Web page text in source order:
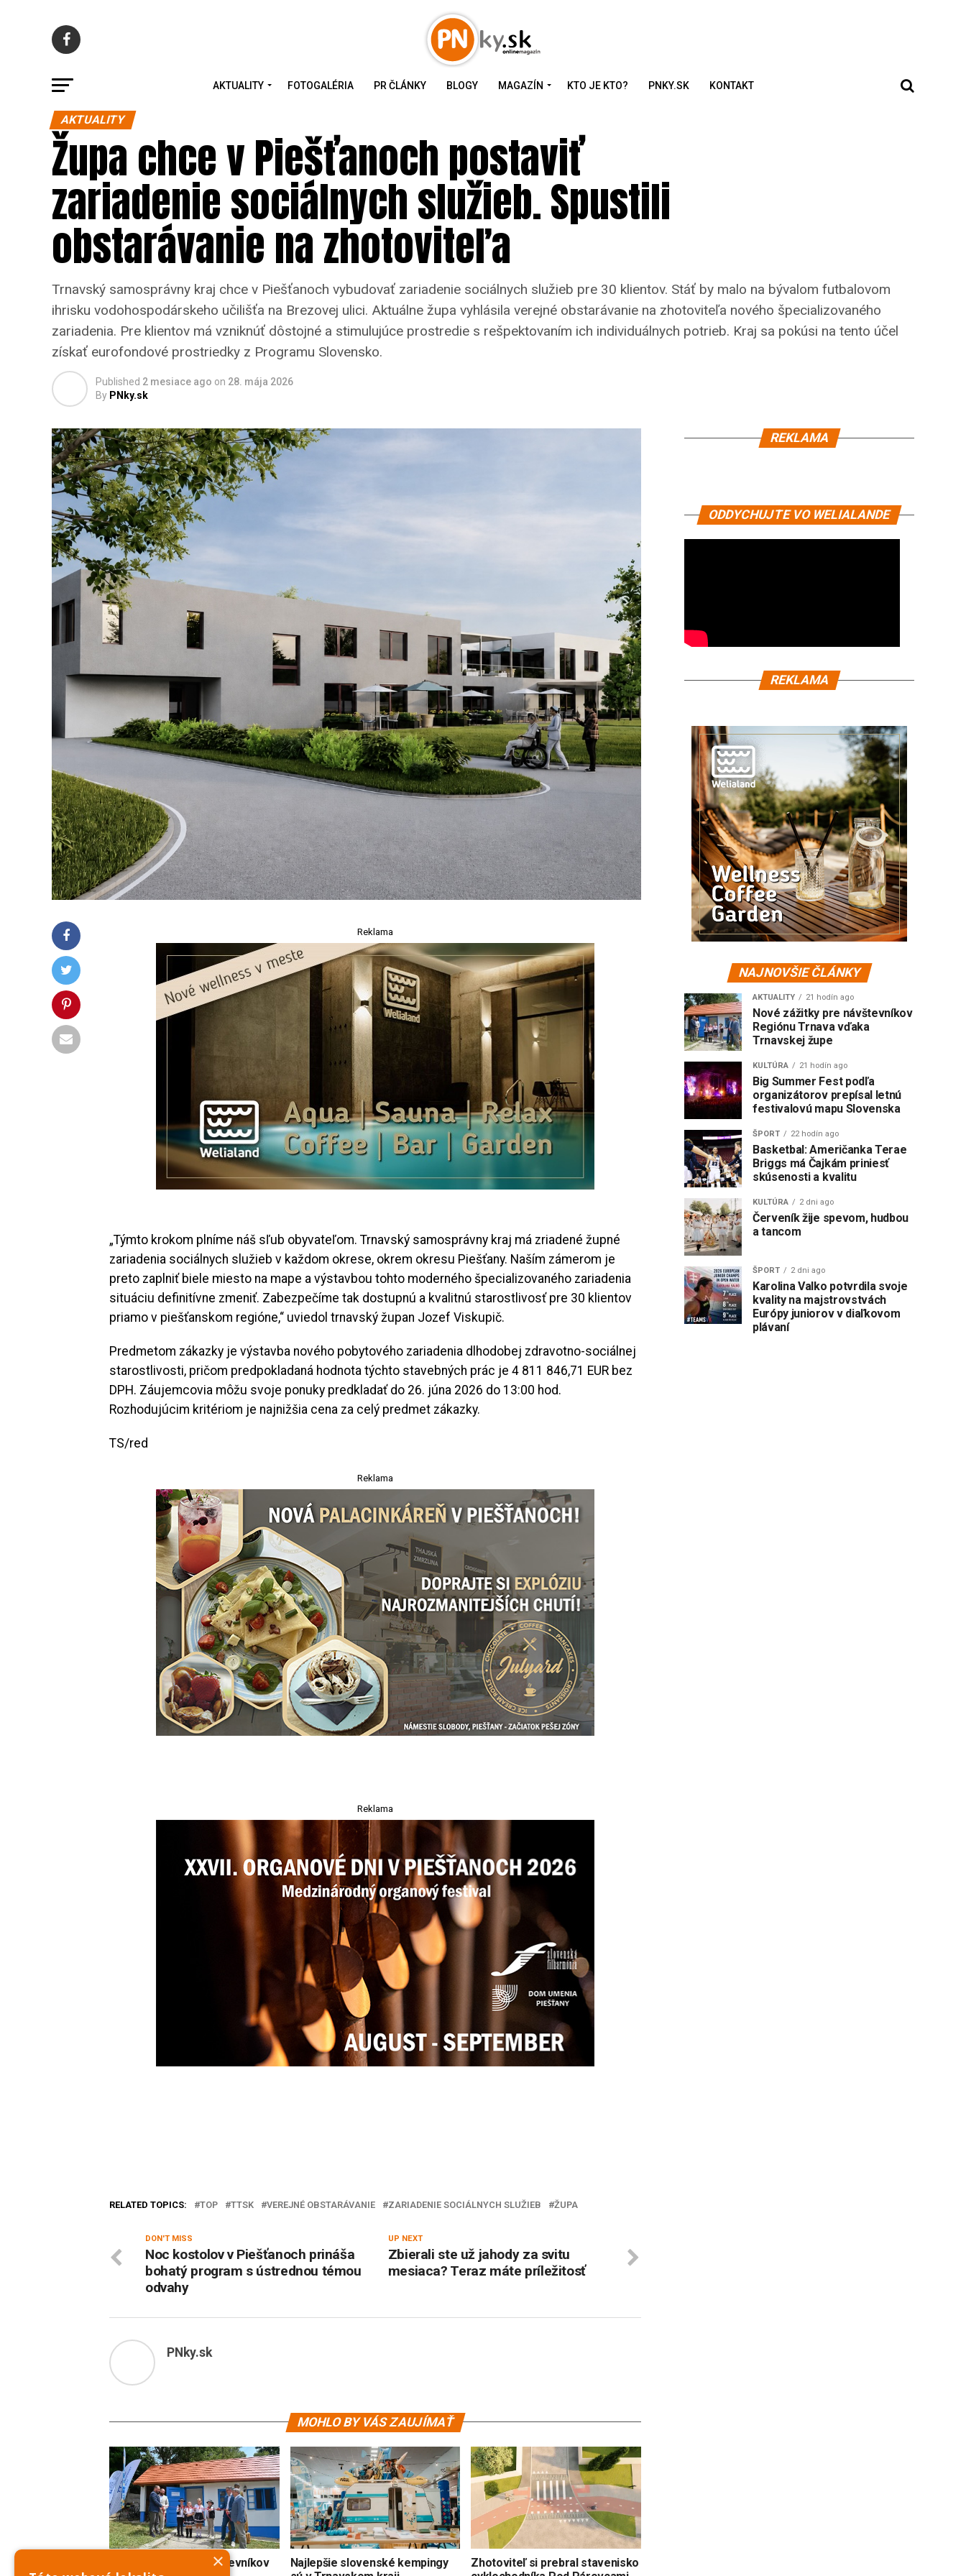
AKTUALITY FOTOGALÉRIA PR ČLÁNKY BLOGY MAGAZÍN KTO JE KTO? PNKY.SK KONTAKT
AKTUALITY
Župa chce v Piešťanoch postaviť
zariadenie sociálnych služieb. Spustili
obstarávanie na zhotoviteľa
Trnavský samosprávny kraj chce v Piešťanoch vybudovať zariadenie sociálnych služieb pre 30 klientov. Stáť by malo na bývalom futbalovom
ihrisku vodohospodárskeho učilišťa na Brezovej ulici. Aktuálne župa vyhlásila verejné obstarávanie na zhotoviteľa nového špecializovaného
zariadenia. Pre klientov má vzniknúť dôstojné a stimulujúce prostredie s rešpektovaním ich individuálnych potrieb. Kraj sa pokúsi na tento účel
získať eurofondové prostriedky z Programu Slovensko.
Published 2 mesiace ago on 28. mája 2026
By PNky.sk
Reklama
„Týmto krokom plníme náš sľub obyvateľom. Trnavský samosprávny kraj má zriadené župné
zariadenia sociálnych služieb v každom okrese, okrem okresu Piešťany. Naším zámerom je
preto zaplniť biele miesto na mape a výstavbou tohto moderného špecializovaného zariadenia
situáciu definitívne zmeniť. Zabezpečíme tak dostupnú a kvalitnú starostlivosť pre 30 klientov
priamo v piešťanskom regióne,“ uviedol trnavský župan Jozef Viskupič.
Predmetom zákazky je výstavba nového pobytového zariadenia dlhodobej zdravotno-sociálnej
starostlivosti, pričom predpokladaná hodnota týchto stavebných prác je 4 811 846,71 EUR bez
DPH. Záujemcovia môžu svoje ponuky predkladať do 26. júna 2026 do 13:00 hod.
Rozhodujúcim kritériom je najnižšia cena za celý predmet zákazky.
TS/red
Reklama
Reklama
RELATED TOPICS: TOP TTSK VEREJNÉ OBSTARÁVANIE ZARIADENIE SOCIÁLNYCH SLUŽIEB ŽUPA
UP NEXT
Zbierali ste už jahody za svitu
mesiaca? Teraz máte príležitosť
DON'T MISS
Noc kostolov v Piešťanoch prináša
bohatý program s ústrednou témou
odvahy
PNky.sk
MOHLO BY VÁS ZAUJÍMAŤ
Nové zážitky pre návštevníkov
Najlepšie slovenské kempingy
Zhotoviteľ si prebral stavenisko
REKLAMA
ODDYCHUJTE VO WELIALANDE
REKLAMA
NAJNOVŠIE ČLÁNKY
AKTUALITY 21 hodín ago
Nové zážitky pre návštevníkov
Regiónu Trnava vďaka
Trnavskej župe
KULTÚRA 21 hodín ago
Big Summer Fest podľa
organizátorov prepísal letnú
festivalovú mapu Slovenska
ŠPORT 22 hodín ago
Basketbal: Američanka Terae
Briggs má Čajkám priniesť
skúsenosti a kvalitu
KULTÚRA 2 dni ago
Červeník žije spevom, hudbou
a tancom
ŠPORT 2 dni ago
Karolina Valko potvrdila svoje
kvality na majstrovstvách
Európy juniorov v diaľkovom
plávaní
×